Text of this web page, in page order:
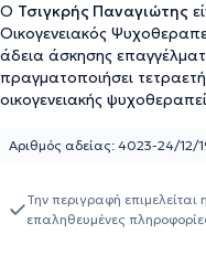
Ο Τσιγκρής Παναγιώτης
Οικογενειακός
άδεια άσκησης
πραγματοποιήσει
οικογενειακής
ασκώντας ψυχοθεραπεία
εμπειρία στην
εργαστεί σε Δομές
Αριθμός αδείας: 4023-24/12/
Την περιγραφή
επαληθευμένες